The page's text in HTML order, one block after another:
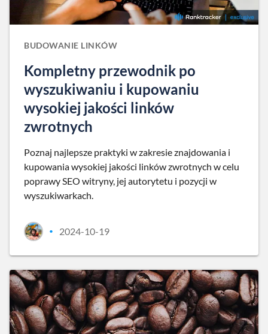
BUDOWANIE LINKÓW
Kompletny przewodnik po
wyszukiwaniu i kupowaniu
wysokiej jakości linków
zwrotnych
Poznaj najlepsze praktyki w zakresie znajdowania i
kupowania wysokiej jakości linków zwrotnych w celu
poprawy SEO witryny, jej autorytetu i pozycji w
wyszukiwarkach.
• 2024-10-19